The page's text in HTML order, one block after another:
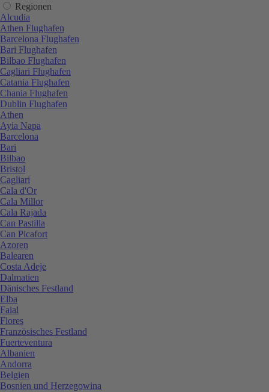
Regionen
Alcudia
Athen Flughafen
Barcelona Flughafen
Bari Flughafen
Bilbao Flughafen
Cagliari Flughafen
Catania Flughafen
Chania Flughafen
Dublin Flughafen
Athen
Ayia Napa
Barcelona
Bari
Bilbao
Bristol
Cagliari
Cala d'Or
Cala Millor
Cala Rajada
Can Pastilla
Can Picafort
Azoren
Balearen
Costa Adeje
Dalmatien
Dänisches Festland
Elba
Faial
Flores
Französisches Festland
Fuerteventura
Albanien
Andorra
Belgien
Bosnien und Herzegowina